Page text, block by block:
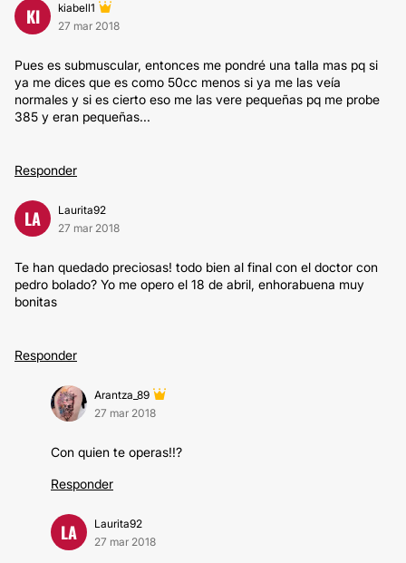
KI
kiabell1
27 mar 2018
Pues es submuscular, entonces me pondré una talla mas pq si
ya me dices que es como 50cc menos si ya me las veía
normales y si es cierto eso me las vere pequeñas pq me probe
385 y eran pequeñas...
Responder
LA
Laurita92
27 mar 2018
Te han quedado preciosas! todo bien al final con el doctor con
pedro bolado? Yo me opero el 18 de abril, enhorabuena muy
bonitas
Responder
Arantza_89
27 mar 2018
Con quien te operas!!?
Responder
LA
Laurita92
27 mar 2018